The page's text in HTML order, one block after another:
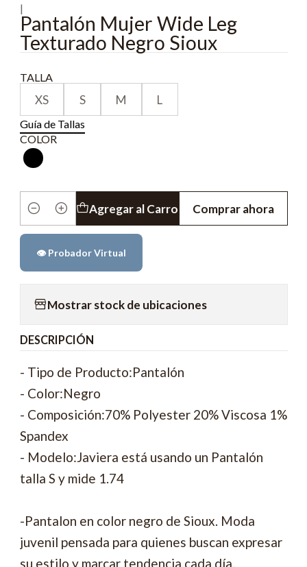
|
Pantalón Mujer Wide Leg
Texturado Negro Sioux
TALLA
XS S M L
Guía de Tallas
COLOR
Cantidad
Agregar al Carro Comprar ahora
👁️ Probador Virtual
Mostrar stock de ubicaciones
DESCRIPCIÓN
- Tipo de Producto:Pantalón
- Color:Negro
- Composición:70% Polyester 20% Viscosa 1%
Spandex
- Modelo:Javiera está usando un Pantalón
talla S y mide 1.74
-Pantalon en color negro de Sioux. Moda
juvenil pensada para quienes buscan expresar
su estilo y marcar tendencia cada día.